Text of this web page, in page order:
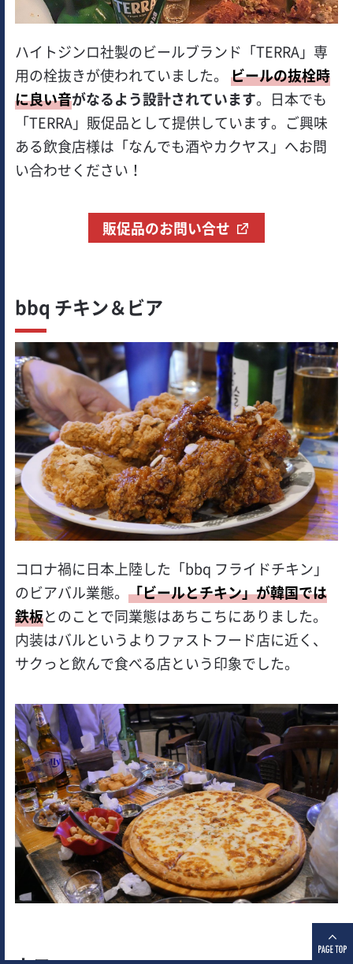
ハイトジンロ社製のビールブランド「TERRA」専
用の栓抜きが使われていました。 ビールの抜栓時
に良い音がなるよう設計されています。日本でも
「TERRA」販促品として提供しています。ご興味
ある飲食店様は「なんでも酒やカクヤス」へお問
い合わせください！
販促品のお問い合せ
bbq チキン＆ビア
コロナ禍に日本上陸した「bbq フライドチキン」
のビアバル業態。「ビールとチキン」が韓国では
鉄板とのことで同業態はあちこちにありました。
内装はバルというよりファストフード店に近く、
サクっと飲んで食べる店という印象でした。